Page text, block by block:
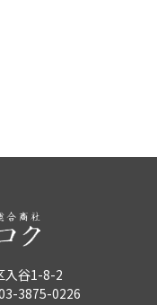
入谷1-8-2
3875-0226